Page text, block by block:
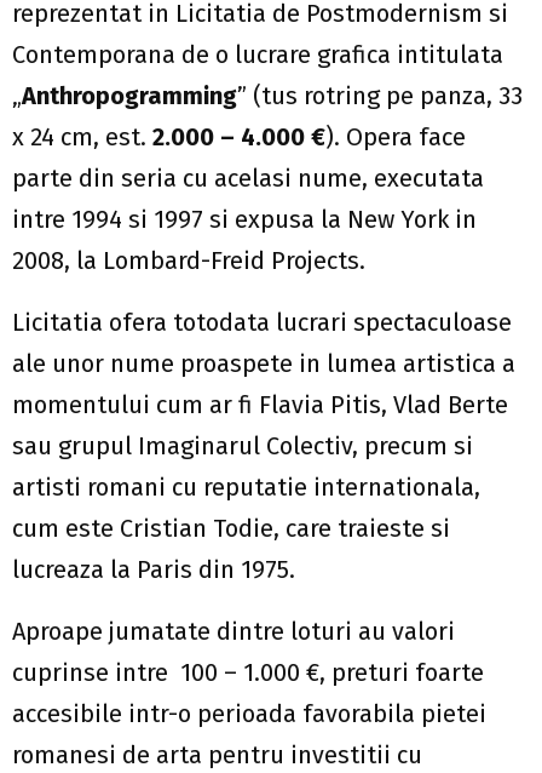
reprezentat in Licitatia de Postmodernism si
Contemporana de o lucrare grafica intitulata
„Anthropogramming” (tus rotring pe panza, 33
x 24 cm, est. 2.000 – 4.000 €). Opera face
parte din seria cu acelasi nume, executata
intre 1994 si 1997 si expusa la New York in
2008, la Lombard-Freid Projects.
Licitatia ofera totodata lucrari spectaculoase
ale unor nume proaspete in lumea artistica a
momentului cum ar fi Flavia Pitis, Vlad Berte
sau grupul Imaginarul Colectiv, precum si
artisti romani cu reputatie internationala,
cum este Cristian Todie, care traieste si
lucreaza la Paris din 1975.
Aproape jumatate dintre loturi au valori
cuprinse intre 100 – 1.000 €, preturi foarte
accesibile intr-o perioada favorabila pietei
romanesi de arta pentru investitii cu